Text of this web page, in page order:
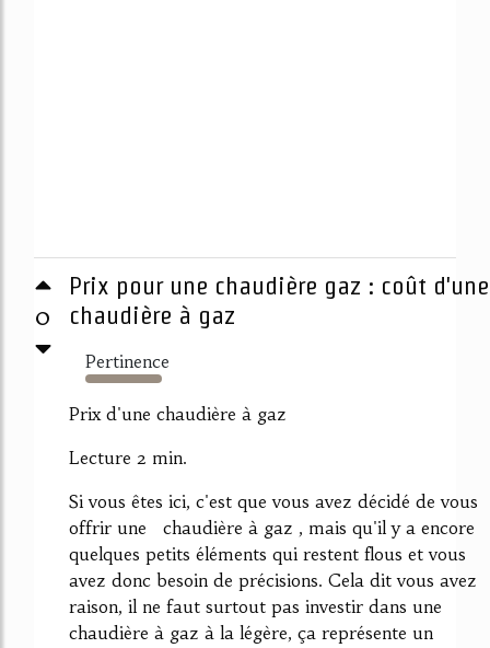
0
Prix pour une chaudière gaz : coût d'une
chaudière à gaz
Pertinence
3224%
Prix d'une chaudière à gaz
Lecture 2 min.
Si vous êtes ici, c'est que vous avez décidé de vous
offrir une chaudière à gaz , mais qu'il y a encore
quelques petits éléments qui restent flous et vous
avez donc besoin de précisions. Cela dit vous avez
raison, il ne faut surtout pas investir dans une
chaudière à gaz à la légère, ça représente un